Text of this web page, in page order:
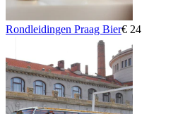
Rondleidingen Praag Bier€ 24